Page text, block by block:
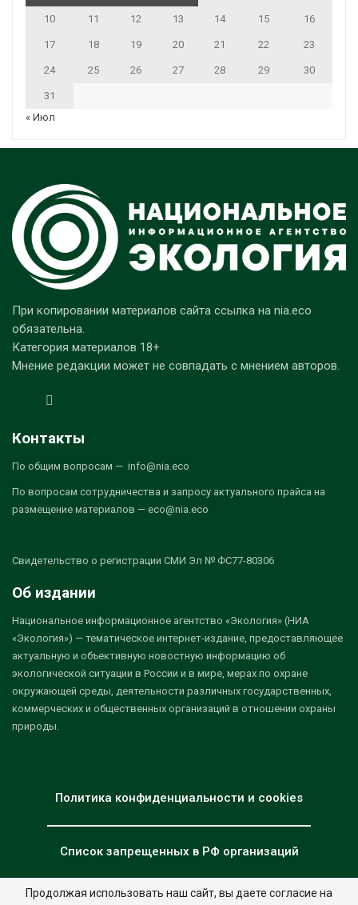
10 11 12 13 14 15 16
17 18 19 20 21 22 23
24 25 26 27 28 29 30
31
« Июл
При копировании материалов сайта ссылка на nia.eco
обязательна.
Категория материалов 18+
Мнение редакции может не совпадать с мнением авторов.
Контакты
По общим вопросам — info@nia.eco
По вопросам сотрудничества и запросу актуального прайса на
размещение материалов — eco@nia.eco
Свидетельство о регистрации СМИ Эл № ФС77-80306
Об издании
Национальное информационное агентство «Экология» (НИА
«Экология») — тематическое интернет-издание, предоставляющее
актуальную и объективную новостную информацию об
экологической ситуации в России и в мире, мерах по охране
окружающей среды, деятельности различных государственных,
коммерческих и общественных организаций в отношении охраны
природы.
Политика конфиденциальности и cookies
Список запрещенных в РФ организаций
Продолжая использовать наш сайт, вы даете согласие на